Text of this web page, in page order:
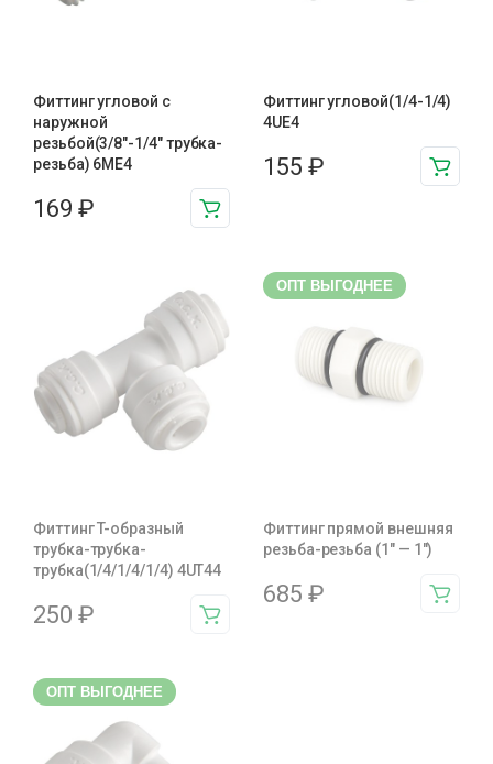
Фиттинг угловой с
наружной
резьбой(3/8"-1/4" трубка-
резьба) 6ME4
169 ₽
Фиттинг угловой(1/4-1/4)
4UE4
155 ₽
Фиттинг T-образный
трубка-трубка-
трубка(1/4/1/4/1/4) 4UT44
250 ₽
ОПТ ВЫГОДНЕЕ
Фиттинг прямой внешняя
резьба-резьба (1" — 1")
685 ₽
ОПТ ВЫГОДНЕЕ